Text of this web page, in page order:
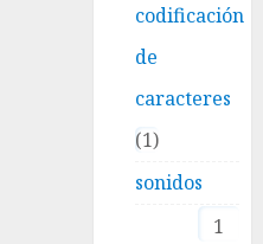
codificación
de
caracteres
1
sonidos
1